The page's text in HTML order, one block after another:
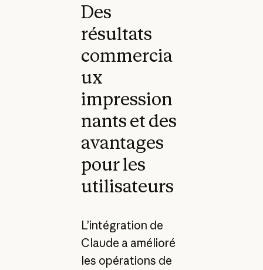
Des
résultats
commercia
ux
impression
nants et des
avantages
pour les
utilisateurs
L’intégration de
Claude a amélioré
les opérations de